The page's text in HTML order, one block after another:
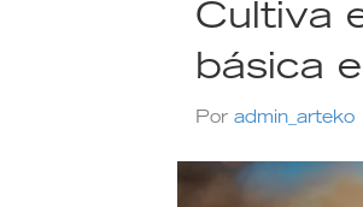
Cultiva
básica
Por admin_arteko